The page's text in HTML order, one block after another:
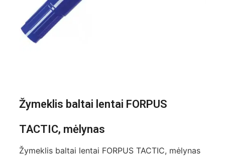
Žymeklis baltai lentai FORPUS
TACTIC, mėlynas
Žymeklis baltai lentai FORPUS TACTIC, mėlynas